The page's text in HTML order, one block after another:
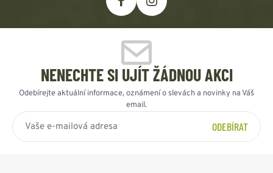
NENECHTE SI UJÍT ŽÁDNOU AKCI
Odebírejte aktuální informace, oznámení o slevách a novinky na Váš
email.
ODEBÍRAT